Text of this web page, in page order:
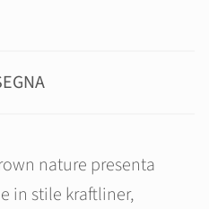
nature presenta
in stile kraftliner,